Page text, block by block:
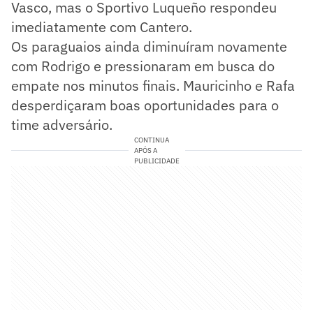
Vasco, mas o Sportivo Luqueño respondeu
imediatamente com Cantero.
Os paraguaios ainda diminuíram novamente
com Rodrigo e pressionaram em busca do
empate nos minutos finais. Mauricinho e Rafa
desperdiçaram boas oportunidades para o
time adversário.
CONTINUA
APÓS A
PUBLICIDADE